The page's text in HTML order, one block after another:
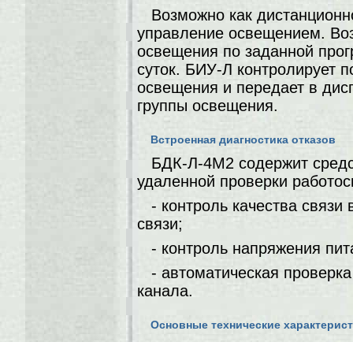
Возможно как
управление освещением.
освещения по заданной
суток. БИУ-Л контролирует
освещения и передает в
группы освещения.
Встроенная диагностика отказов
БДК-Л-4М2 содержит
удаленной проверки
- контроль качества
связи;
- контроль напряжения
- автоматическая
канала.
Основные технические